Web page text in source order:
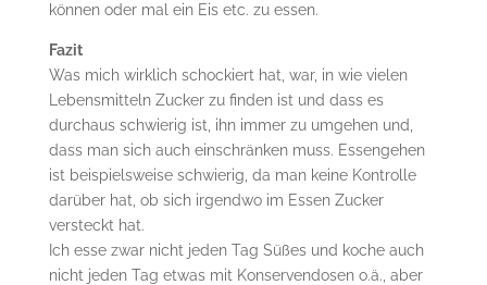
können oder mal ein Eis etc. zu essen.
Fazit
Was mich wirklich schockiert hat, war, in wie vielen
Lebensmitteln Zucker zu finden ist und dass es
durchaus schwierig ist, ihn immer zu umgehen und,
dass man sich auch einschränken muss. Essengehen
ist beispielsweise schwierig, da man keine Kontrolle
darüber hat, ob sich irgendwo im Essen Zucker
versteckt hat.
Ich esse zwar nicht jeden Tag Süßes und koche auch
nicht jeden Tag etwas mit Konservendosen o.ä., aber